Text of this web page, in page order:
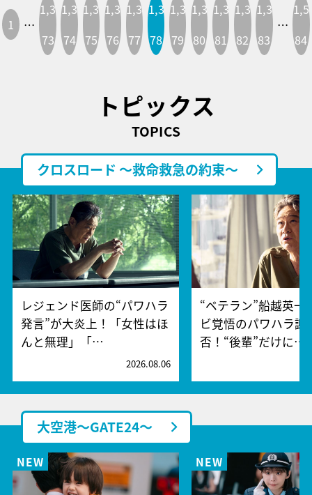
1 …
1,3
73
1,3
74
1,3
75
1,3
76
1,3
77
1,3
78
1,3
79
1,3
80
1,3
81
1,3
82
1,3
83
…
1,5
84
トピックス
TOPICS
クロスロード ～救命救急の約束～
レジェンド医師の“パワハラ
発言”が大炎上！「女性はほ
んと無理」「…
2026.08.06
“ベテラン”船越英一
ビ覚悟のパワハラ謝
否！“後輩”だけに…
大空港～GATE24～